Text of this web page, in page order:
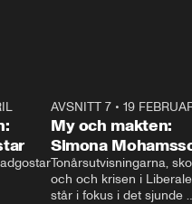
AVSNITT 7• 19
My och makten:
Simona
Tonårsutvisningarna,
och och krisen i
står i fokus i det sjunde